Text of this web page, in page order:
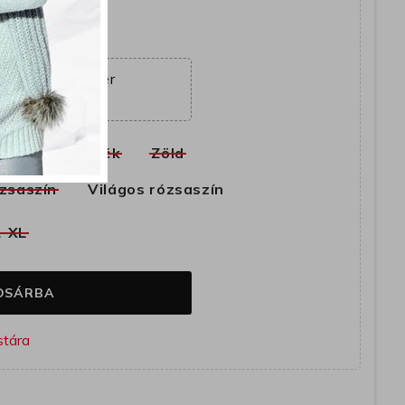
ajánlat véget ér
07:16:23
Fekete Kék
Zöld
Világos rózsaszín
XL